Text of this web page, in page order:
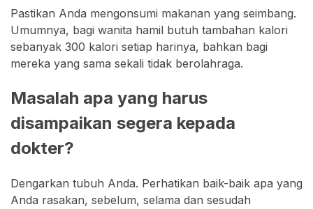
Pastikan Anda mengonsumi makanan yang seimbang.
Umumnya, bagi wanita hamil butuh tambahan kalori
sebanyak 300 kalori setiap harinya, bahkan bagi
mereka yang sama sekali tidak berolahraga.
Masalah apa yang harus
disampaikan segera kepada
dokter?
Dengarkan tubuh Anda. Perhatikan baik-baik apa yang
Anda rasakan, sebelum, selama dan sesudah